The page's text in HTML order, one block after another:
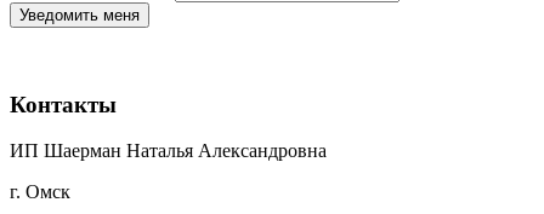
Контакты
ИП Шаерман Наталья Александровна
г. Омск